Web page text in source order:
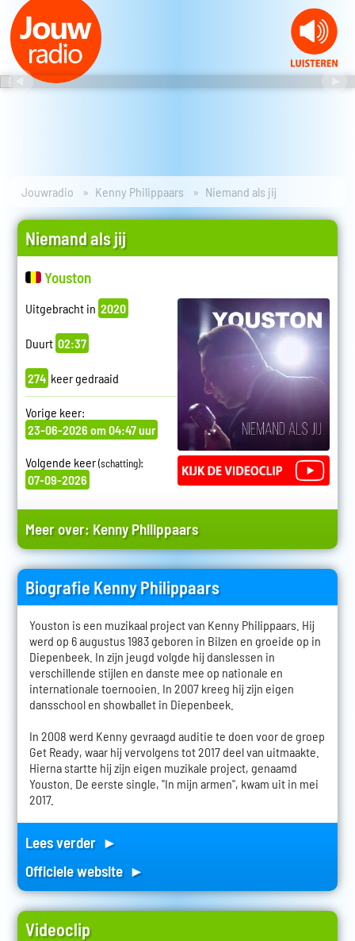
Jouwradio Kenny Philippaars Niemand als jij
Niemand als jij
Youston
Uitgebracht in 2020
Duurt 02:37
274 keer gedraaid
Vorige keer:
23-06-2026 om 04:47 uur
Volgende keer(schatting):
07-09-2026
Meer over: Kenny Philippaars
Biografie Kenny Philippaars
Youston is een muzikaal project van Kenny Philippaars. Hij
werd op 6 augustus 1983 geboren in Bilzen en groeide op in
Diepenbeek. In zijn jeugd volgde hij danslessen in
verschillende stijlen en danste mee op nationale en
internationale toernooien. In 2007 kreeg hij zijn eigen
dansschool en showballet in Diepenbeek.
In 2008 werd Kenny gevraagd auditie te doen voor de groep
Get Ready, waar hij vervolgens tot 2017 deel van uitmaakte.
Hierna startte hij zijn eigen muzikale project, genaamd
Youston. De eerste single, "In mijn armen", kwam uit in mei
2017.
Lees verder ►
Officiele website ►
Videoclip